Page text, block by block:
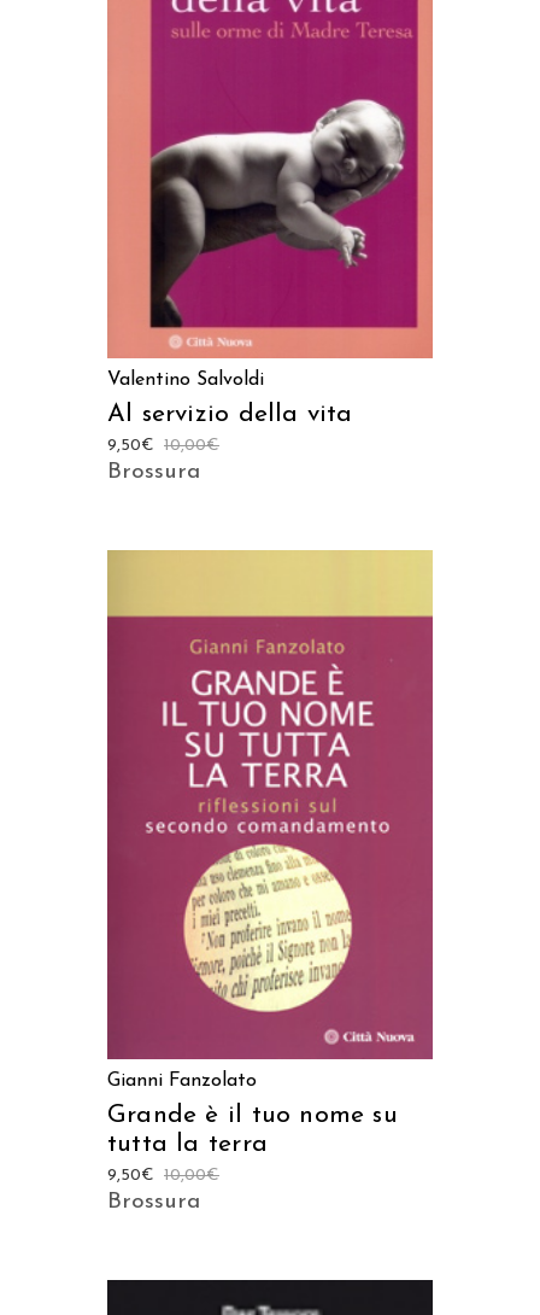
Valentino Salvoldi
Al servizio della vita
10,00€
9,50€
Brossura
AGGIUNGI AL CARRELLO
Gianni Fanzolato
Grande è il tuo nome su
tutta la terra
10,00€
9,50€
Brossura